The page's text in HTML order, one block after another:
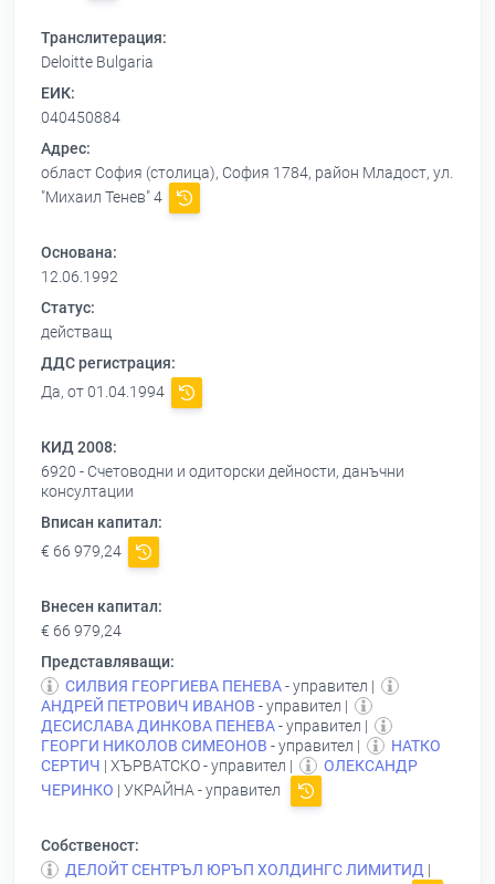
Транслитерация:
Deloitte Bulgaria
ЕИК:
040450884
Адрес:
област София (столица), София 1784, район Младост, ул.
"Михаил Тенев" 4
Основана:
12.06.1992
Статус:
действащ
ДДС регистрация:
Да, от 01.04.1994
КИД 2008:
6920 - Счетоводни и одиторски дейности, данъчни
консултации
Вписан капитал:
€ 66 979,24
Внесен капитал:
€ 66 979,24
Представляващи:
СИЛВИЯ ГЕОРГИЕВА ПЕНЕВА- управител |
АНДРЕЙ ПЕТРОВИЧ ИВАНОВ - управител |
ДЕСИСЛАВА ДИНКОВА ПЕНЕВА- управител |
ГЕОРГИ НИКОЛОВ СИМЕОНОВ - управител |
НАТКО
СЕРТИЧ | ХЪРВАТСКО - управител |
ОЛЕКСАНДР
ЧЕРИНКО | УКРАЙНА - управител
Собственост:
ДЕЛОЙТ СЕНТРЪЛ ЮРЪП ХОЛДИНГС ЛИМИТИД |